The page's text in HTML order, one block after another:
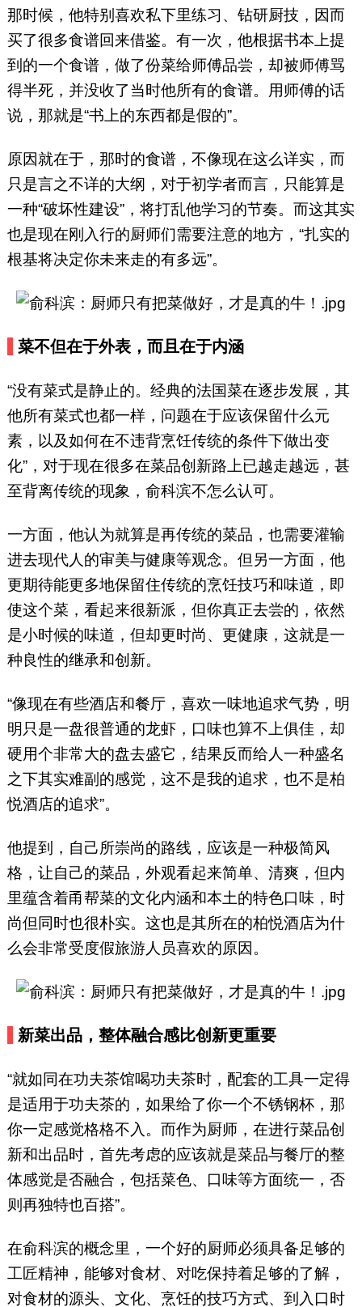
那时候，他特别喜欢私下里练习、钻研厨技，因而
买了很多食谱回来借鉴。有一次，他根据书本上提
到的一个食谱，做了份菜给师傅品尝，却被师傅骂
得半死，并没收了当时他所有的食谱。用师傅的话
说，那就是“书上的东西都是假的”。
原因就在于，那时的食谱，不像现在这么详实，而
只是言之不详的大纲，对于初学者而言，只能算是
一种“破坏性建设”，将打乱他学习的节奏。而这其实
也是现在刚入行的厨师们需要注意的地方，“扎实的
根基将决定你未来走的有多远”。
菜不但在于外表，而且在于内涵
“没有菜式是静止的。经典的法国菜在逐步发展，其
他所有菜式也都一样，问题在于应该保留什么元
素，以及如何在不违背烹饪传统的条件下做出变
化”，对于现在很多在菜品创新路上已越走越远，甚
至背离传统的现象，俞科滨不怎么认可。
一方面，他认为就算是再传统的菜品，也需要灌输
进去现代人的审美与健康等观念。但另一方面，他
更期待能更多地保留住传统的烹饪技巧和味道，即
使这个菜，看起来很新派，但你真正去尝的，依然
是小时候的味道，但却更时尚、更健康，这就是一
种良性的继承和创新。
“像现在有些酒店和餐厅，喜欢一味地追求气势，明
明只是一盘很普通的龙虾，口味也算不上俱佳，却
硬用个非常大的盘去盛它，结果反而给人一种盛名
之下其实难副的感觉，这不是我的追求，也不是柏
悦酒店的追求”。
他提到，自己所崇尚的路线，应该是一种极简风
格，让自己的菜品，外观看起来简单、清爽，但内
里蕴含着甬帮菜的文化内涵和本土的特色口味，时
尚但同时也很朴实。这也是其所在的柏悦酒店为什
么会非常受度假旅游人员喜欢的原因。
新菜出品，整体融合感比创新更重要
“就如同在功夫茶馆喝功夫茶时，配套的工具一定得
是适用于功夫茶的，如果给了你一个不锈钢杯，那
你一定感觉格格不入。而作为厨师，在进行菜品创
新和出品时，首先考虑的应该就是菜品与餐厅的整
体感觉是否融合，包括菜色、口味等方面统一，否
则再独特也百搭”。
在俞科滨的概念里，一个好的厨师必须具备足够的
工匠精神，能够对食材、对吃保持着足够的了解，
对食材的源头、文化、烹饪的技巧方式、到入口时